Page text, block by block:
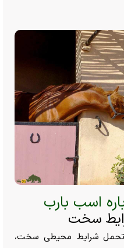
اسب بارب
سخت
تحمل شرایط محیطی سخت،